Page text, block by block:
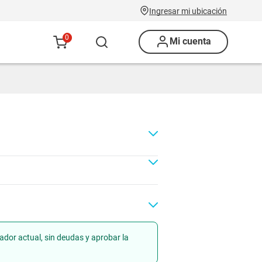
Ingresar mi ubicación
0 Mi cuenta
Renovación
actual, sin deudas y aprobar la